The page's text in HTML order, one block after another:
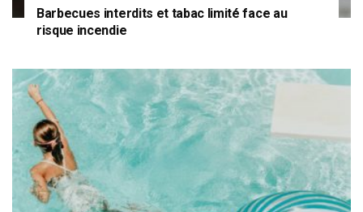
Barbecues interdits et tabac limité face au
risque incendie